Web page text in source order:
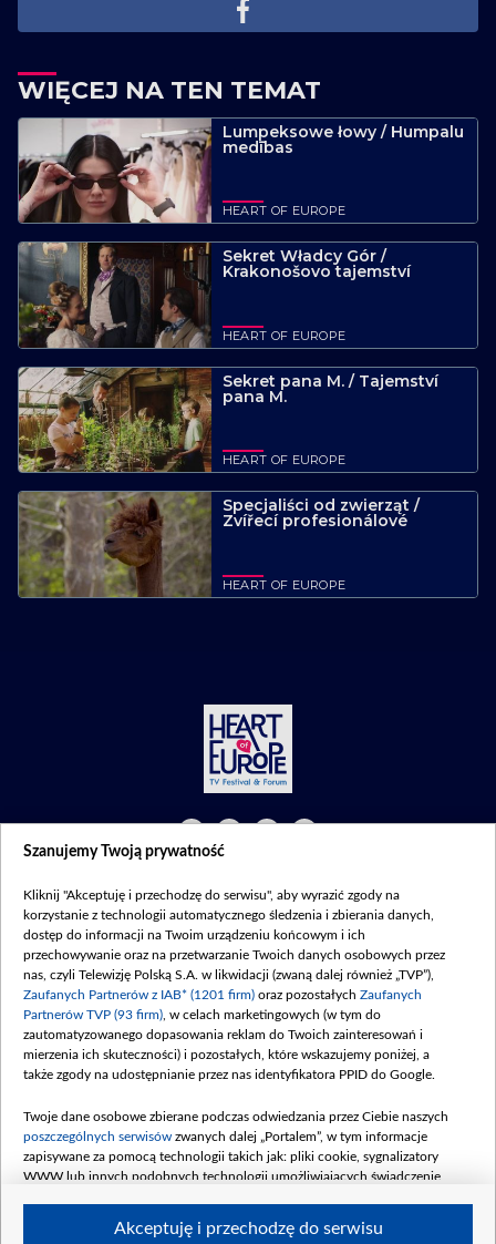
WIĘCEJ NA TEN TEMAT
Lumpeksowe łowy / Humpalu
medības
HEART OF EUROPE
Sekret Władcy Gór /
Krakonošovo tajemství
HEART OF EUROPE
Sekret pana M. / Tajemství
pana M.
HEART OF EUROPE
Specjaliści od zwierząt /
Zvířecí profesionálové
HEART OF EUROPE
©2026 Telewizja Polska S. A. w likwidacji
Regulamin|Polityka prywatności|Moje zgody
Szanujemy Twoją prywatność
Kliknij "Akceptuję i przechodzę do serwisu", aby wyrazić zgody na
korzystanie z technologii automatycznego śledzenia i zbierania danych,
dostęp do informacji na Twoim urządzeniu końcowym i ich
przechowywanie oraz na przetwarzanie Twoich danych osobowych przez
nas, czyli Telewizję Polską S.A. w likwidacji (zwaną dalej również „TVP”),
Zaufanych Partnerów z IAB* (1201 firm) oraz pozostałych Zaufanych
Partnerów TVP (93 firm) , w celach marketingowych (w tym do
zautomatyzowanego dopasowania reklam do Twoich zainteresowań i
mierzenia ich skuteczności) i pozostałych, które wskazujemy poniżej, a
także zgody na udostępnianie przez nas identyfikatora PPID do Google.
Twoje dane osobowe zbierane podczas odwiedzania przez Ciebie naszych
poszczególnych serwisów zwanych dalej „Portalem”, w tym informacje
zapisywane za pomocą technologii takich jak: pliki cookie, sygnalizatory
WWW lub innych podobnych technologii umożliwiających świadczenie
Akceptuję i przechodzę do serwisu